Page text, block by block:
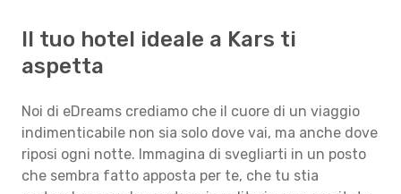
Il tuo hotel ideale a Kars ti
aspetta
Noi di eDreams crediamo che il cuore di un viaggio
indimenticabile non sia solo dove vai, ma anche dove
riposi ogni notte. Immagina di svegliarti in un posto
che sembra fatto apposta per te, che tu stia